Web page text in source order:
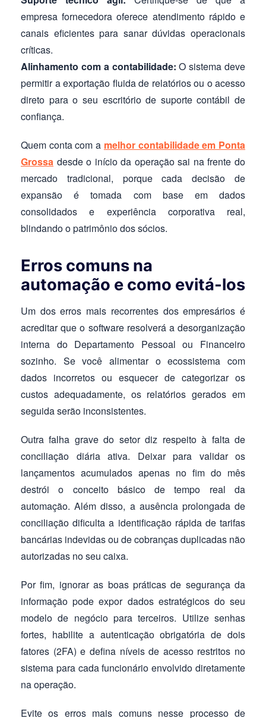
empresa fornecedora oferece atendimento rápido e
canais eficientes para sanar dúvidas operacionais
críticas.
Alinhamento com a contabilidade: O sistema deve
permitir a exportação fluida de relatórios ou o acesso
direto para o seu escritório de suporte contábil de
confiança.
Quem conta com a melhor contabilidade em Ponta
Grossa desde o início da operação sai na frente do
mercado tradicional, porque cada decisão de
expansão é tomada com base em dados
consolidados e experiência corporativa real,
blindando o patrimônio dos sócios.
Erros comuns na
automação e como evitá-los
Um dos erros mais recorrentes dos empresários é
acreditar que o software resolverá a desorganização
interna do Departamento Pessoal ou Financeiro
sozinho. Se você alimentar o ecossistema com
dados incorretos ou esquecer de categorizar os
custos adequadamente, os relatórios gerados em
seguida serão inconsistentes.
Outra falha grave do setor diz respeito à falta de
conciliação diária ativa. Deixar para validar os
lançamentos acumulados apenas no fim do mês
destrói o conceito básico de tempo real da
automação. Além disso, a ausência prolongada de
conciliação dificulta a identificação rápida de tarifas
bancárias indevidas ou de cobranças duplicadas não
autorizadas no seu caixa.
Por fim, ignorar as boas práticas de segurança da
informação pode expor dados estratégicos do seu
modelo de negócio para terceiros. Utilize senhas
fortes, habilite a autenticação obrigatória de dois
fatores (2FA) e defina níveis de acesso restritos no
sistema para cada funcionário envolvido diretamente
na operação.
Evite os erros mais comuns nesse processo de